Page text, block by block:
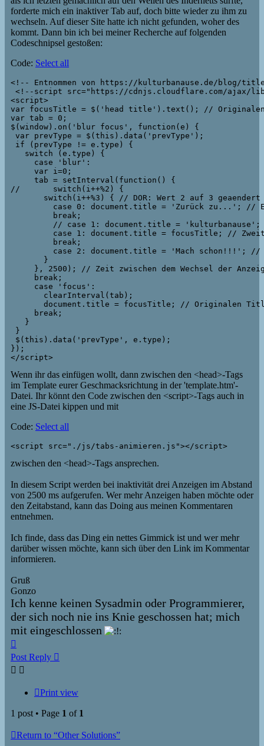
forderte mich ein inaktiver Tab auf, doch bitte wieder zu ihm zu
wechseln. Auf dieser Site hatte ich nicht gefunden, woher des
kommt. Dann bin ich bei meiner Recherche auf folgenden
Codeschnipsel gestoßen:
Code: Select all
<!-- Entnommen von https://kulturbanause.de/blog/
<!--script src="https://cdnjs.cloudflare.com/ajax/libs/
<script>
var focusTitle = $('head title').text(); // Originalen
var tab = 0;
$(window).on('blur focus', function(e) {
var prevType = $(this).data('prevType');
if (prevType != e.type) {
   switch (e.type) {
     case 'blur':
     var i=0;
     tab = setInterval(function() {
//       switch(i++%2) {
switch(i++%3) { // DOR: Wert 2 auf 3 geaendert
case 0: document.title = 'Zurück zu...'; //
         break;
// case 1: document.title =
case 1: document.title = focusTitle; //
         break;
case 2: document.title = 'Mach schon!!!';
       }
}, 2500); // Zeit zwischen dem Wechsel der
     break;
     case 'focus':
       clearInterval(tab);
document.title = focusTitle; // Originalen
     break;
   }
}
$(this).data('prevType', e.type);
});
</script>
Wenn ihr das einfügen wollt, dann zwischen den <head>-Tags
im Template eurer Geschmacksrichtung in der 'template.htm'-
Datei. Ihr könnt den Code zwischen den <script>-Tags auch in
eine JS-Datei kippen und mit
Code: Select all
<script src="./js/tabs-animieren.js"></script>
zwischen den <head>-Tags ansprechen.
In diesem Script werden bei inaktivität drei Anzeigen im Abstand
von 2500 ms aufgerufen. Wer mehr Anzeigen haben möchte oder
den Zeitabstand, kann das Doing aus meinen Kommentaren
entnehmen.
Ich finde, dass das Ding ein nettes Gimmick ist und wer mehr
darüber wissen möchte, kann sich über den Link im Kommentar
informieren.
Gruß
Gonzo
Ich kenne keinen Sysadmin oder Programmierer,
der sich noch nie ins Knie geschossen hat; mich
mit eingeschlossen
Post Reply
Print view
1 post • Page 1 of 1
Return to “Other Solutions”